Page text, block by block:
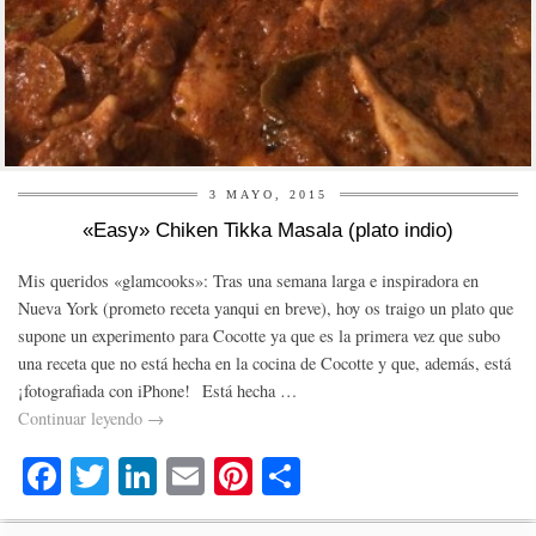
3 MAYO, 2015
«Easy» Chiken Tikka Masala (plato indio)
Mis queridos «glamcooks»: Tras una semana larga e inspiradora en
Nueva York (prometo receta yanqui en breve), hoy os traigo un plato que
supone un experimento para Cocotte ya que es la primera vez que subo
una receta que no está hecha en la cocina de Cocotte y que, además, está
¡fotografiada con iPhone! Está hecha …
Continuar leyendo →
Fa
ce
T
wi
Li
nk
E
m
Pi
nt o